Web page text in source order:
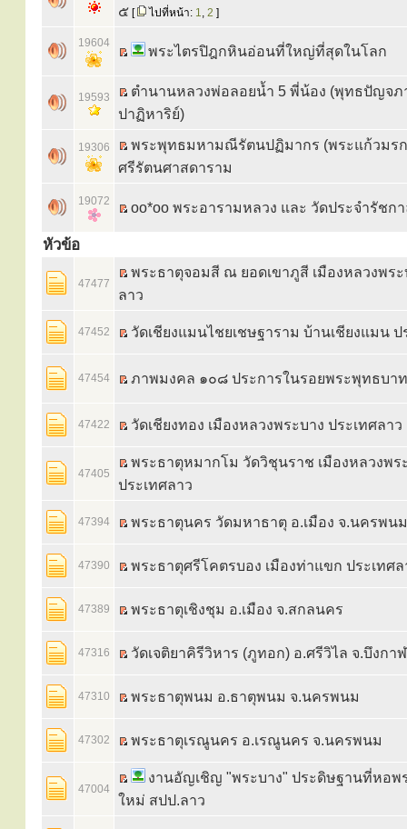
๕ [ ไปที่หน้า: 1, 2 ]
19604
พระไตรปิฎกหินอ่อนที่ใหญ่ที่สุดในโลก
19593
ตำนานหลวงพ่อลอยน้ำ 5 พี่น้อง (พุทธปัญจภ
ปาฏิหาริย์)
19306
พระพุทธมหามณีรัตนปฏิมากร (พระแก้วมร
ศรีรัตนศาสดาราม
19072 oo*oo พระอารามหลวง และ วัดประจำรัชก
หัวข้อ
47477
พระธาตุจอมสี ณ ยอดเขาภูสี เมืองหลวงพระ
ลาว
47452 วัดเชียงแมนไชยเชษฐาราม บ้านเชียงแมน ป
47454 ภาพมงคล ๑๐๘ ประการในรอยพระพุทธบา
47422 วัดเชียงทอง เมืองหลวงพระบาง ประเทศลาว
47405
พระธาตุหมากโม วัดวิชุนราช เมืองหลวงพร
ประเทศลาว
47394 พระธาตุนคร วัดมหาธาตุ อ.เมือง จ.นครพนม
47390 พระธาตุศรีโคตรบอง เมืองท่าแขก ประเทศล
47389 พระธาตุเชิงชุม อ.เมือง จ.สกลนคร
47316 วัดเจติยาคิรีวิหาร (ภูทอก) อ.ศรีวิไล จ.บึงกาฬ
47310 พระธาตุพนม อ.ธาตุพนม จ.นครพนม
47302 พระธาตุเรณูนคร อ.เรณูนคร จ.นครพนม
47004
งานอัญเชิญ "พระบาง" ประดิษฐานที่หอพ
ใหม่ สปป.ลาว